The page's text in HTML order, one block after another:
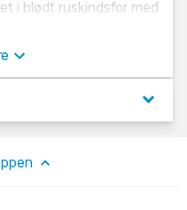
i blødt ruskindsfor med
kanter. Dobbelte
Dette bælte
lænden under de
presset på
keyboard_arrow_down